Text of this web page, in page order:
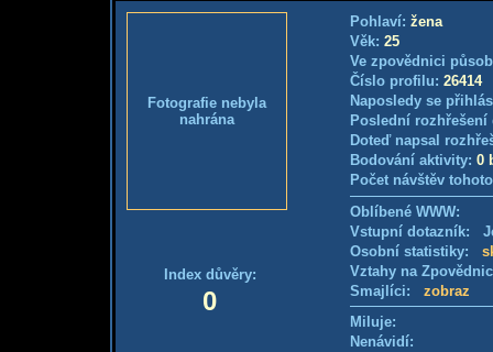
Fotografie nebyla
nahrána
Index důvěry:
0
Pohlaví: žena
Věk: 25
Ve zpovědnici
Číslo profilu: 26414
Naposledy se
Poslední
Doteď napsal
Bodování aktivity: 0
Počet návštěv
Oblíbené WWW:
Vstupní dotazník:
Osobní statistiky:
Vztahy na
Smajlíci: zobraz
Miluje:
Nenávidí: